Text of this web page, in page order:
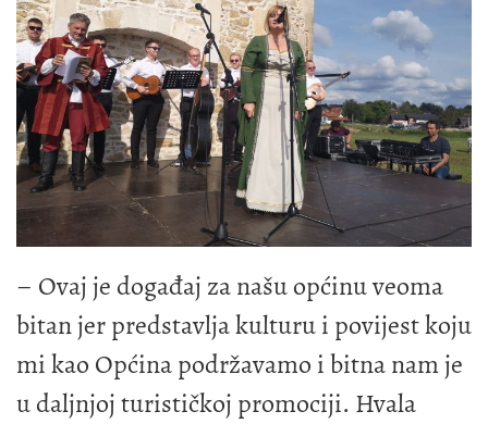
– Ovaj je događaj za našu općinu veoma
bitan jer predstavlja kulturu i povijest koju
mi kao Općina podržavamo i bitna nam je
u daljnjoj turističkoj promociji. Hvala